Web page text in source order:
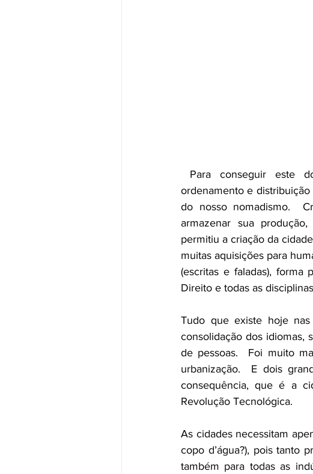
ordenamento e
do nosso nomadismo.
armazenar sua
permitiu a criação da
muitas aquisições para
(escritas e faladas), forma
Direito e todas as
Tudo que existe hoje
consolidação dos idiomas,
de pessoas.  Foi muito
urbanização.  E dois
consequência, que é a
Revolução Tecnológica.
As cidades necessitam
copo d’água?), pois tanto
também para todas as